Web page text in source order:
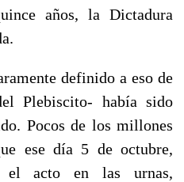
años, la Dictadura
definido a eso de
Plebiscito- había sido
Pocos de los millones
ese día 5 de octubre,
el acto en las urnas,